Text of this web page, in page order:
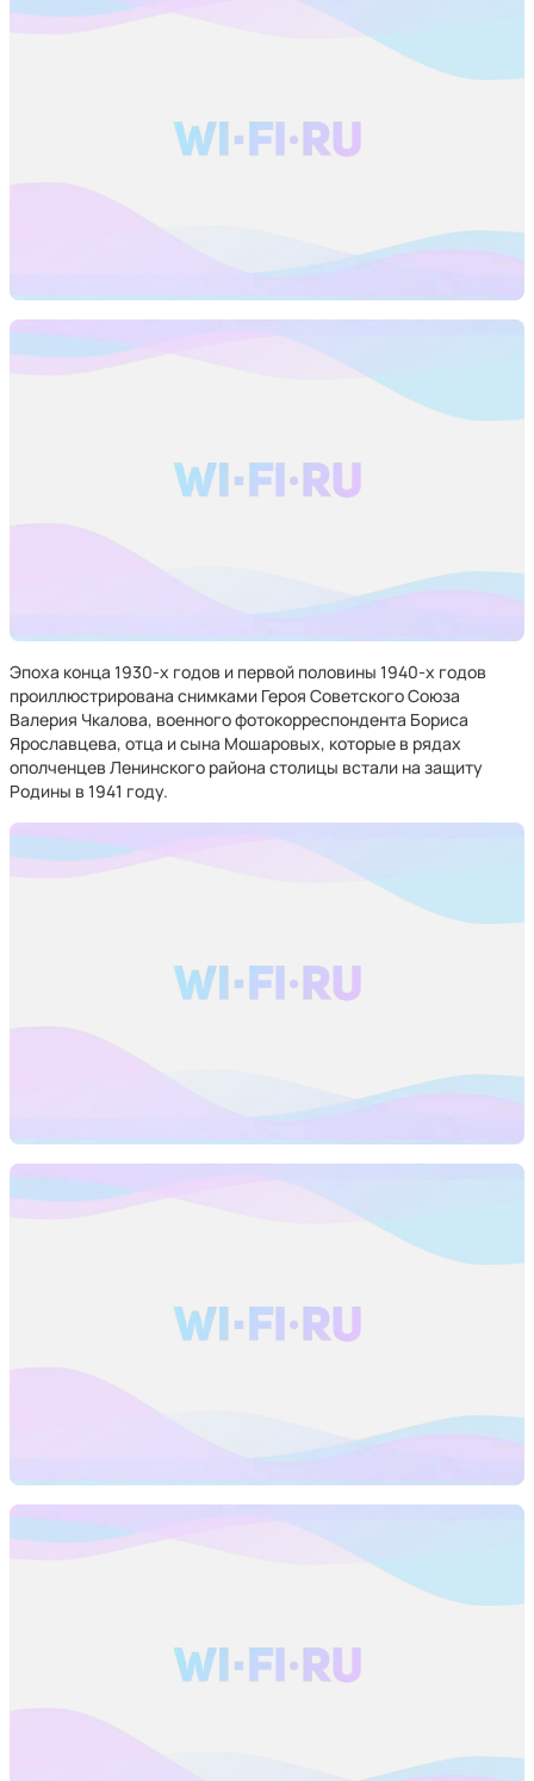
Эпоха конца 1930-х годов и первой половины 1940-х годов
проиллюстрирована снимками Героя Советского Союза
Валерия Чкалова, военного фотокорреспондента Бориса
Ярославцева, отца и сына Мошаровых, которые в рядах
ополченцев Ленинского района столицы встали на защиту
Родины в 1941 году.